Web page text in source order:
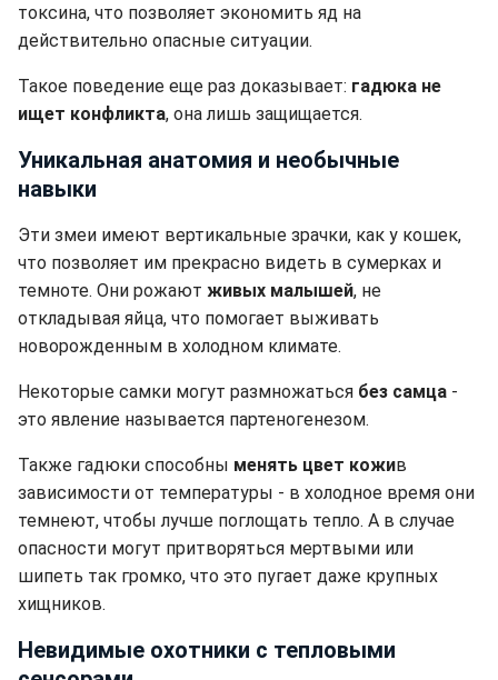
токсина, что позволяет экономить яд на
действительно опасные ситуации.
Такое поведение еще раз доказывает: гадюка не
ищет конфликта, она лишь защищается.
Уникальная анатомия и необычные
навыки
Эти змеи имеют вертикальные зрачки, как у кошек,
что позволяет им прекрасно видеть в сумерках и
темноте. Они рожают живых малышей, не
откладывая яйца, что помогает выживать
новорожденным в холодном климате.
Некоторые самки могут размножаться без самца -
это явление называется партеногенезом.
Также гадюки способны менять цвет кожив
зависимости от температуры - в холодное время они
темнеют, чтобы лучше поглощать тепло. А в случае
опасности могут притворяться мертвыми или
шипеть так громко, что это пугает даже крупных
хищников.
Невидимые охотники с тепловыми